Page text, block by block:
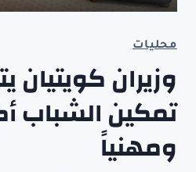
محليات
وزيران كويتيان
تمكين الشباب
ومهنياً